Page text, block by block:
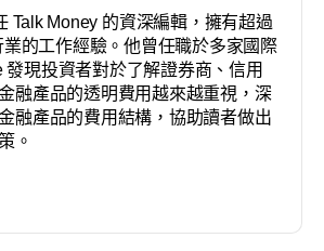
Talk Money 的資深編輯，擁有超過
的工作經驗。他曾任職於多家國際
發現投資者對於了解證券商、信用
融產品的透明費用越來越重視，深
融產品的費用結構，協助讀者做出
。